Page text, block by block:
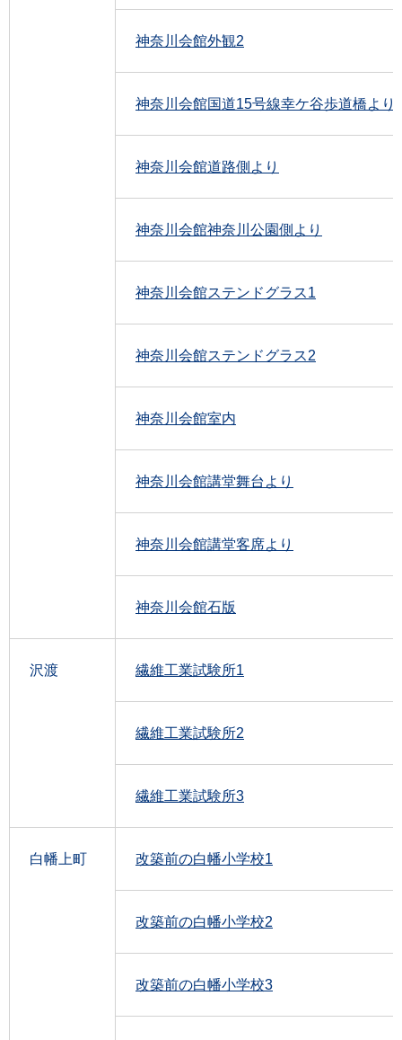
神奈川会館外観2
神奈川会館国道15号線幸ケ谷歩道橋より
神奈川会館道路側より
神奈川会館神奈川公園側より
神奈川会館ステンドグラス1
神奈川会館ステンドグラス2
神奈川会館室内
神奈川会館講堂舞台より
神奈川会館講堂客席より
神奈川会館石版
沢渡 繊維工業試験所1
繊維工業試験所2
繊維工業試験所3
白幡上町 改築前の白幡小学校1
改築前の白幡小学校2
改築前の白幡小学校3